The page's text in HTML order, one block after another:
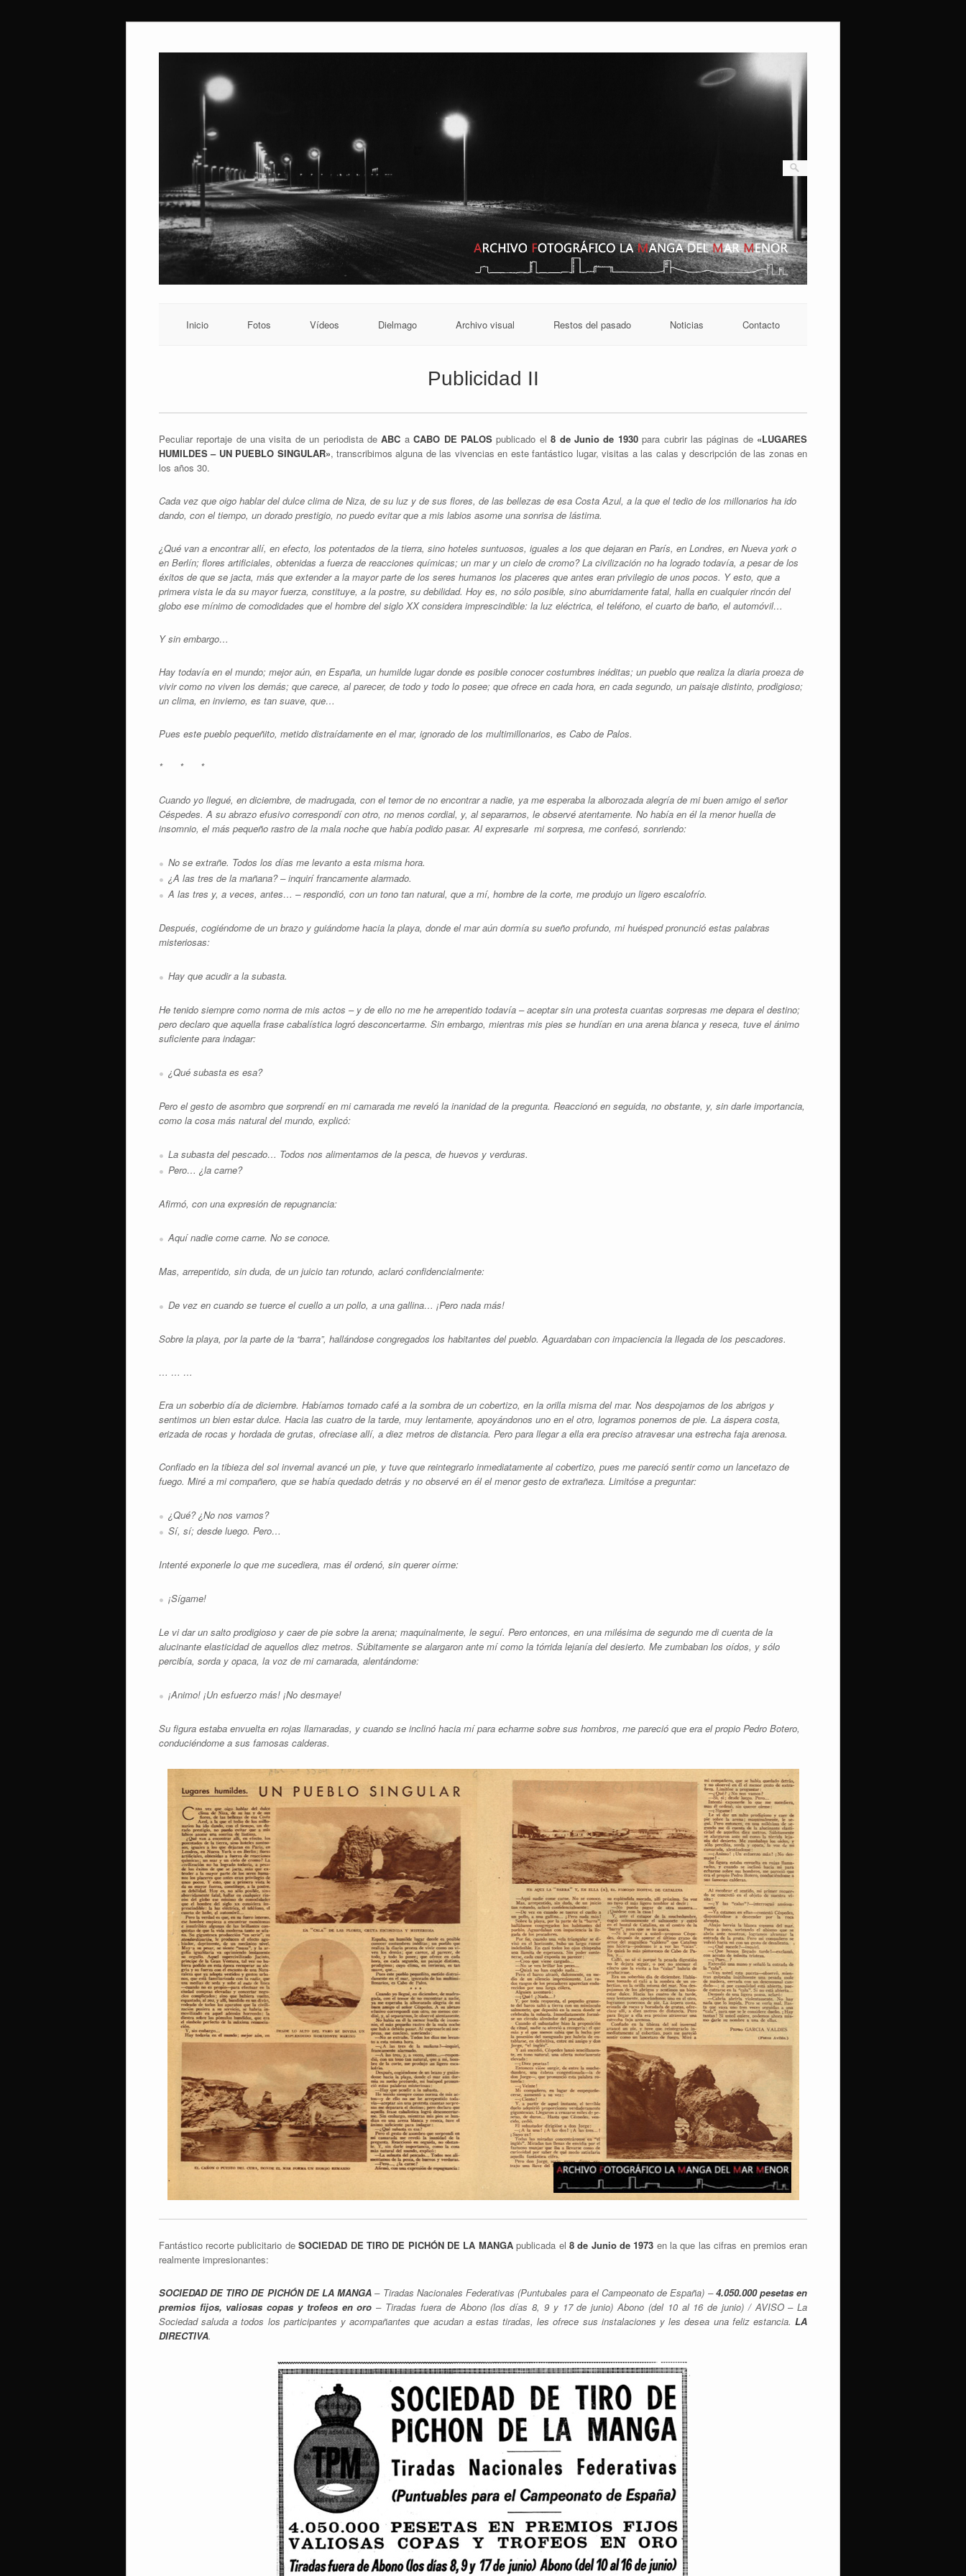
al
Inicio Fotos Vídeos Dielmago Archivo visual Restos del pasado Noticias Contacto
Publicidad II
Peculiar reportaje de una visita de un periodista deABC aCABO DE PALOS publicado el8 de Junio de 1930para cubrir las páginas de«LUGARES
HUMILDES – UN PUEBLO SINGULAR», transcribimos alguna de las vivencias en este fantástico lugar, visitas a las calas y descripción de las zonas en
los años 30.
Cada vez que oigo hablar del dulce clima de Niza, de su luz y de sus flores, de las bellezas de esa Costa Azul, a la que el tedio de los millonarios ha ido
dando, con el tiempo, un dorado prestigio, no puedo evitar que a mis labios asome una sonrisa de lástima.
¿Qué van a encontrar allí, en efecto, los potentados de la tierra, sino hoteles suntuosos, iguales a los que dejaran en París, en Londres, en Nueva york o
en Berlín; flores artificiales, obtenidas a fuerza de reacciones químicas; un mar y un cielo de cromo? La civilización no ha logrado todavía, a pesar de los
éxitos de que se jacta, más que extender a la mayor parte de los seres humanos los placeres que antes eran privilegio de unos pocos. Y esto, que a
primera vista le da su mayor fuerza, constituye, a la postre, su debilidad. Hoy es, no sólo posible, sino aburridamente fatal, halla en cualquier rincón del
globo ese mínimo de comodidades que el hombre del siglo XX considera imprescindible: la luz eléctrica, el teléfono, el cuarto de baño, el automóvil…
Y sin embargo…
Hay todavía en el mundo; mejor aún, en España, un humilde lugar donde es posible conocer costumbres inéditas; un pueblo que realiza la diaria proeza de
vivir como no viven los demás; que carece, al parecer, de todo y todo lo posee; que ofrece en cada hora, en cada segundo, un paisaje distinto, prodigioso;
un clima, en invierno, es tan suave, que…
Pues este pueblo pequeñito, metido distraídamente en el mar, ignorado de los multimillonarios, es Cabo de Palos.
* * *
Cuando yo llegué, en diciembre, de madrugada, con el temor de no encontrar a nadie, ya me esperaba la alborozada alegría de mi buen amigo el señor
Céspedes. A su abrazo efusivo correspondí con otro, no menos cordial, y, al separarnos, le observé atentamente. No había en él la menor huella de
insomnio, el más pequeño rastro de la mala noche que había podido pasar. Al expresarle mi sorpresa, me confesó, sonriendo:
No se extrañe. Todos los días me levanto a esta misma hora.
¿A las tres de la mañana? – inquirí francamente alarmado.
A las tres y, a veces, antes… – respondió, con un tono tan natural, que a mí, hombre de la corte, me produjo un ligero escalofrío.
Después, cogiéndome de un brazo y guiándome hacia la playa, donde el mar aún dormía su sueño profundo, mi huésped pronunció estas palabras
misteriosas:
Hay que acudir a la subasta.
He tenido siempre como norma de mis actos – y de ello no me he arrepentido todavía – aceptar sin una protesta cuantas sorpresas me depara el destino;
pero declaro que aquella frase cabalística logró desconcertarme. Sin embargo, mientras mis pies se hundían en una arena blanca y reseca, tuve el ánimo
suficiente para indagar:
¿Qué subasta es esa?
Pero el gesto de asombro que sorprendí en mi camarada me reveló la inanidad de la pregunta. Reaccionó en seguida, no obstante, y, sin darle importancia,
como la cosa más natural del mundo, explicó:
La subasta del pescado… Todos nos alimentamos de la pesca, de huevos y verduras.
Pero… ¿la carne?
Afirmó, con una expresión de repugnancia:
Aquí nadie come carne. No se conoce.
Mas, arrepentido, sin duda, de un juicio tan rotundo, aclaró confidencialmente:
De vez en cuando se tuerce el cuello a un pollo, a una gallina… ¡Pero nada más!
Sobre la playa, por la parte de la “barra”, hallándose congregados los habitantes del pueblo. Aguardaban con impaciencia la llegada de los pescadores.
… … …
Era un soberbio día de diciembre. Habíamos tomado café a la sombra de un cobertizo, en la orilla misma del mar. Nos despojamos de los abrigos y
sentimos un bien estar dulce. Hacia las cuatro de la tarde, muy lentamente, apoyándonos uno en el otro, logramos ponernos de pie. La áspera costa,
erizada de rocas y hordada de grutas, ofreciase allí, a diez metros de distancia. Pero para llegar a ella era preciso atravesar una estrecha faja arenosa.
Confiado en la tibieza del sol invernal avancé un pie, y tuve que reintegrarlo inmediatamente al cobertizo, pues me pareció sentir como un lancetazo de
fuego. Miré a mi compañero, que se había quedado detrás y no observé en él el menor gesto de extrañeza. Limitóse a preguntar:
¿Qué? ¿No nos vamos?
Sí, sí; desde luego. Pero…
Intenté exponerle lo que me sucediera, mas él ordenó, sin querer oírme:
¡Sígame!
Le vi dar un salto prodigioso y caer de pie sobre la arena; maquinalmente, le seguí. Pero entonces, en una milésima de segundo me di cuenta de la
alucinante elasticidad de aquellos diez metros. Súbitamente se alargaron ante mí como la tórrida lejanía del desierto. Me zumbaban los oídos, y sólo
percibía, sorda y opaca, la voz de mi camarada, alentándome:
¡Animo! ¡Un esfuerzo más! ¡No desmaye!
Su figura estaba envuelta en rojas llamaradas, y cuando se inclinó hacia mí para echarme sobre sus hombros, me pareció que era el propio Pedro Botero,
conduciéndome a sus famosas calderas.
Fantástico recorte publicitario deSOCIEDAD DE TIRO DE PICHÓN DE LA MANGApublicada el 8 de Junio de 1973 en la que las cifras en premios eran
realmente impresionantes:
SOCIEDAD DE TIRO DE PICHÓN DE LA MANGA – Tiradas Nacionales Federativas (Puntubales para el Campeonato de España) –4.050.000 pesetas en
premios fijos, valiosas copas y trofeos en oro – Tiradas fuera de Abono (los días 8, 9 y 17 de junio) Abono (del 10 al 16 de junio) / AVISO – La
Sociedad saluda a todos los participantes y acompañantes que acudan a estas tiradas, les ofrece sus instalaciones y les desea una feliz estancia.LA
DIRECTIVA.